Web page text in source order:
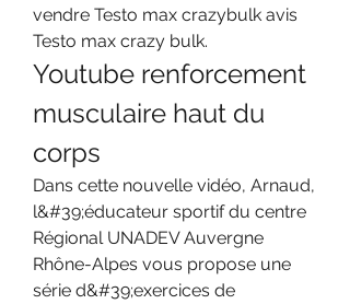
vendre Testo max crazybulk avis
Testo max crazy bulk.
Youtube renforcement
musculaire haut du
corps
Dans cette nouvelle vidéo, Arnaud,
l&#39;éducateur sportif du centre
Régional UNADEV Auvergne
Rhône-Alpes vous propose une
série d&#39;exercices de